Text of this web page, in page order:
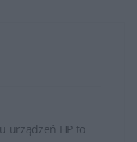
urządzeń HP to